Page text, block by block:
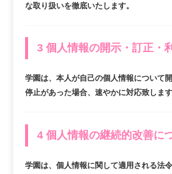
な取り扱いを徹底いたします。
3 個人情報の開示・訂正・
学園は、本人が自己の個人情報について
停止があった場合、速やかに対応致します
4 個人情報の継続的改善に
学園は、個人情報に関して適用される法